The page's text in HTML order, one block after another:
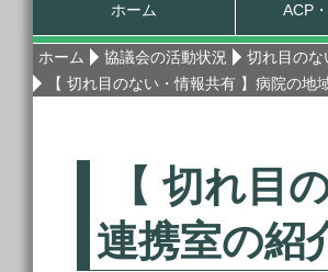
ホーム ACP
ホーム 協議会の活動状況
切れ目の
【 切れ目のない・情報共有 】病院の
【 切れ目
連携室の紹